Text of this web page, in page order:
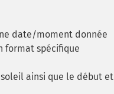
date/moment donnée
format spécifique
ainsi que le début et